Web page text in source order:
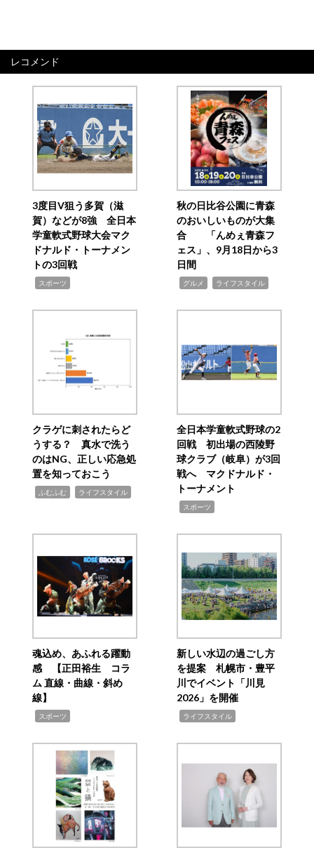
レコメンド
3度目V狙う多賀（滋
賀）などが8強 全日本
学童軟式野球大会マク
ドナルド・トーナメン
トの3回戦
スポーツ
秋の日比谷公園に青森
のおいしいものが大集
合 「んめぇ青森フ
ェス」、9月18日から3
日間
グルメ ライフスタイル
クラゲに刺されたらど
うする？ 真水で洗う
のはNG、正しい応急処
置を知っておこう
ふむふむ ライフスタイル
全日本学童軟式野球の2
回戦 初出場の西陵野
球クラブ（岐阜）が3回
戦へ マクドナルド・
トーナメント
スポーツ
魂込め、あふれる躍動
感 【正田裕生 コラ
ム 直線・曲線・斜め
線】
スポーツ
新しい水辺の過ごし方
を提案 札幌市・豊平
川でイベント「川見
2026」を開催
ライフスタイル